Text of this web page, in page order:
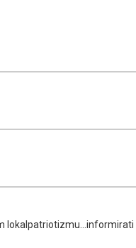
lokalpatriotizmu...informirati